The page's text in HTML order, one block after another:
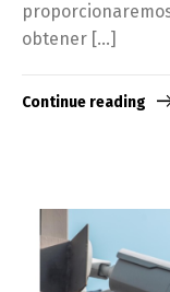
obtener […]
Continue reading